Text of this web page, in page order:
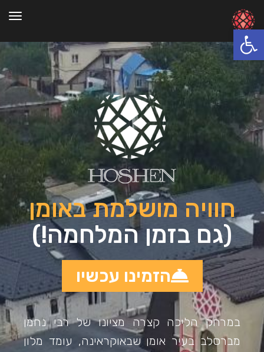
פתח סרגל נגישות
חוויה מושלמת באומן
(גם בזמן המלחמה!)
הזמינו עכשיו
במרחק הליכה קצרה מציונו של רבי נחמן
מברסלב בעיר אומן שבאוקראינה, עומד מלון